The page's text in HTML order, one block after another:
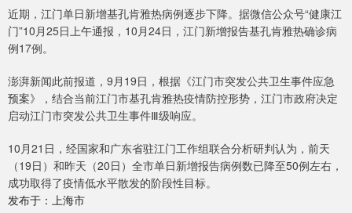
近期，江门单日新增基孔肯雅热病例逐步下降。据微信公众号“健康江
门”10月25日上午通报，10月24日，江门新增报告基孔肯雅热确诊病
例17例。
澎湃新闻此前报道，9月19日，根据《江门市突发公共卫生事件应急
预案》，结合当前江门市基孔肯雅热疫情防控形势，江门市政府决定
启动江门市突发公共卫生事件Ⅲ级响应。
10月21日，经国家和广东省驻江门工作组联合分析研判认为，前天
（19日）和昨天（20日）全市单日新增报告病例数已降至50例左右，
成功取得了疫情低水平散发的阶段性目标。
发布于：上海市